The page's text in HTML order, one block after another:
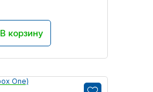
В корзину